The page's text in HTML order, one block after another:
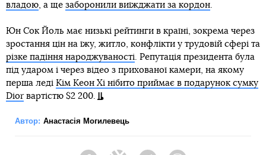
владою, а ще заборонили виїжджати за кордон.
Юн Сок Йоль має низькі рейтинги в країні, зокрема через
зростання цін на їжу, житло, конфлікти у трудовій сфері та
різке падіння народжуваності. Репутація президента була
під ударом і через відео з прихованої камери, на якому
перша леді Кім Кеон Хі нібито приймає в подарунок сумку
Diorвартістю $2 200.
Автор: Анастасія Могилевець